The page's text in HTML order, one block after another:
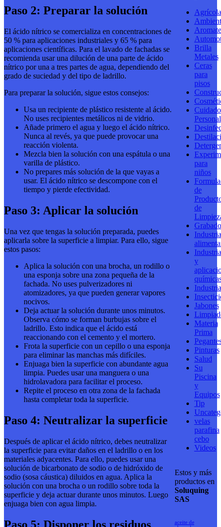
Paso 2: Preparar la solución
El ácido nítrico se comercializa en concentraciones de
50 % para aplicaciones industriales y 65 % para
aplicaciones científicas. Para el lavado de fachadas se
recomienda usar una dilución de una parte de ácido
nítrico por una a tres partes de agua, dependiendo del
grado de suciedad y del tipo de ladrillo.
Para preparar la solución, sigue estos consejos:
Usa un recipiente de plástico resistente al ácido.
No uses recipientes metálicos ni de vidrio.
Añade primero el agua y luego el ácido nítrico.
Nunca al revés, ya que puede provocar una
reacción violenta.
Mezcla bien la solución con una espátula o una
varilla de plástico.
No prepares más solución de la que vayas a
usar. El ácido nítrico se descompone con el
tiempo y pierde efectividad.
Paso 3: Aplicar la solución
Una vez que tengas la solución preparada, puedes
aplicarla sobre la superficie a limpiar. Para ello, sigue
estos pasos:
Aplica la solución con una brocha, un rodillo o
una esponja sobre una zona pequeña de la
fachada. No uses pulverizadores ni
atomizadores, ya que pueden generar vapores
nocivos.
Deja actuar la solución durante unos minutos.
Observa cómo se forman burbujas sobre el
ladrillo. Esto indica que el ácido está
reaccionando con el cemento y el mortero.
Frota la superficie con un cepillo o una esponja
para eliminar las manchas más difíciles.
Enjuaga bien la superficie con abundante agua
limpia. Puedes usar una manguera o una
hidrolavadora para facilitar el proceso.
Repite el proceso en otra zona de la fachada
hasta completar toda la superficie.
Paso 4: Neutralizar la superficie
Después de aplicar el ácido nítrico, debes neutralizar
la superficie para evitar daños en el ladrillo o en los
materiales adyacentes. Para ello, puedes usar una
solución de bicarbonato de sodio o de hidróxido de
sodio (sosa cáustica) diluidos en agua. Aplica la
solución con una brocha o un rodillo sobre toda la
superficie y deja actuar durante unos minutos. Luego
enjuaga bien con agua limpia.
Paso 5: Disponer los residuos
Brilla
Metales
Ceras
para
pisos
Cuidado
Personal
para
niños
de
de
Grabado
Industria
Industria
y
Jabones
Materia
Prima
Pinturas
Salud
Su
Piscina
y
Equipos
Tip
velas
parafina
cebo
Videos
Estos y más
productos en
Soluquing
SAS
aceite de